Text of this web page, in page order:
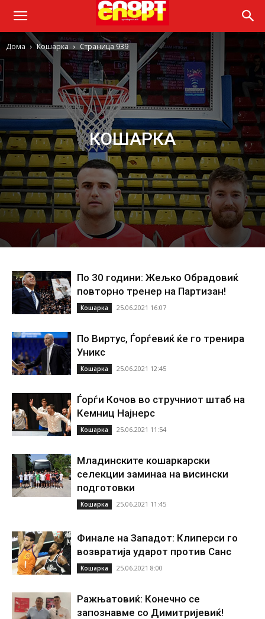
Дома Кошарка Страница 939
КОШАРКА
По 30 години: Жељко Обрадовиќ
повторно тренер на Партизан!
Кошарка 25.06.2021 16:07
По Виртус, Ѓорѓевиќ ќе го тренира
Уникс
Кошарка 25.06.2021 12:45
Ѓорѓи Кочов во стручниот штаб на
Кемниц Најнерс
Кошарка 25.06.2021 11:54
Младинските кошаркарски
селекции заминаа на висински
подготовки
Кошарка 25.06.2021 11:45
Финале на Западот: Клиперси го
возвратија ударот против Санс
Кошарка 25.06.2021 8:00
Ражњатовиќ: Конечно се
запознавме со Димитријевиќ!